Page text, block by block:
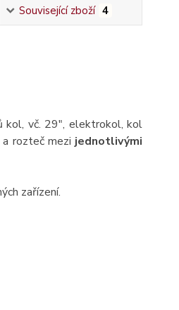
Související zboží 4
kol, vč. 29", elektrokol, kol
rozteč mezi jednotlivými
zařízení.